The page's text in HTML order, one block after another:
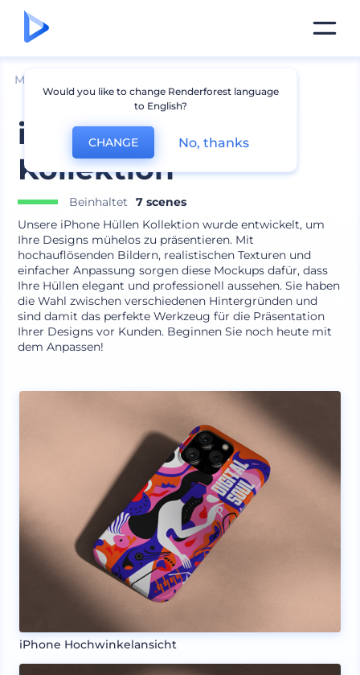
Mockups
iPhone-Hülle
Kollektion
Beinhaltet
7 scenes
Unsere iPhone Hüllen Kollektion wurde entwickelt, um
Ihre Designs mühelos zu präsentieren. Mit
hochauflösenden Bildern, realistischen Texturen und
einfacher Anpassung sorgen diese Mockups dafür, dass
Ihre Hüllen elegant und professionell aussehen. Sie haben
die Wahl zwischen verschiedenen Hintergründen und
sind damit das perfekte Werkzeug für die Präsentation
Ihrer Designs vor Kunden. Beginnen Sie noch heute mit
dem Anpassen!
iPhone Hochwinkelansicht
Would you like to change Renderforest language
to English?
CHANGE No, thanks